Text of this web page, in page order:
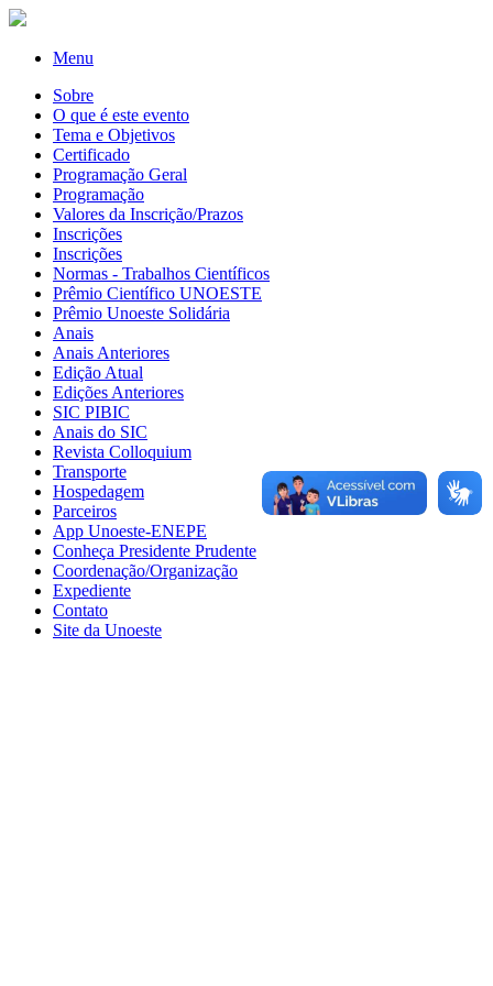
Menu
Sobre
O que é este evento
Tema e Objetivos
Certificado
Programação Geral
Programação
Valores da Inscrição/Prazos
Inscrições
Inscrições
Normas - Trabalhos Científicos
Prêmio Científico UNOESTE
Prêmio Unoeste Solidária
Anais
Anais Anteriores
Edição Atual
Edições Anteriores
SIC PIBIC
Anais do SIC
Revista Colloquium
Transporte
Hospedagem
Parceiros
App Unoeste-ENEPE
Conheça Presidente Prudente
Coordenação/Organização
Expediente
Contato
Site da Unoeste